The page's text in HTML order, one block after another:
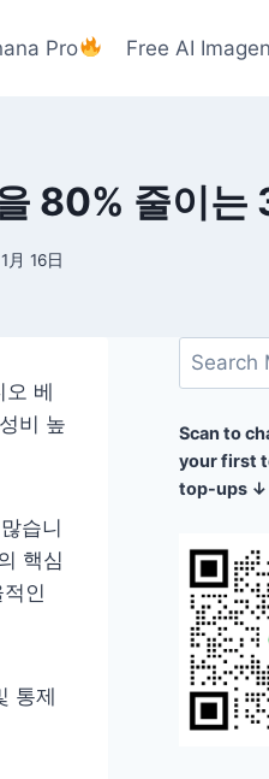
Pro Free AI Imagen
80% 줄이는
月 16日
베
비 높
습니
핵심
인
통제
검
색
Scan to
your first
top-ups ↓